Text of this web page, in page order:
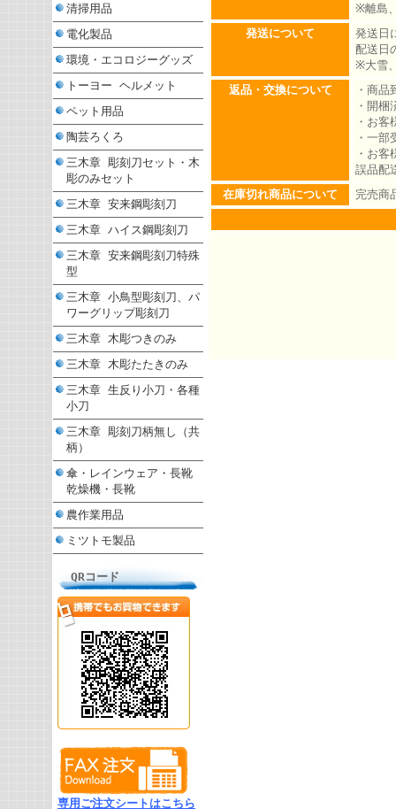
清掃用品
電化製品
環境・エコロジーグッズ
トーヨー ヘルメット
ペット用品
陶芸ろくろ
三木章 彫刻刀セット・木
彫のみセット
三木章 安来鋼彫刻刀
三木章 ハイス鋼彫刻刀
三木章 安来鋼彫刻刀特殊
型
三木章 小鳥型彫刻刀、パ
ワーグリップ彫刻刀
三木章 木彫つきのみ
三木章 木彫たたきのみ
三木章 生反り小刀・各種
小刀
三木章 彫刻刀柄無し（共
柄）
傘・レインウェア・長靴
乾燥機・長靴
農作業用品
ミツトモ製品
QRコード
専用ご注文シートはこちら
※離島
発送について
発送日
配送日
※大雪
返品・交換について
・商
・開
・お
・一
・お
誤品配
在庫切れ商品について
完売商